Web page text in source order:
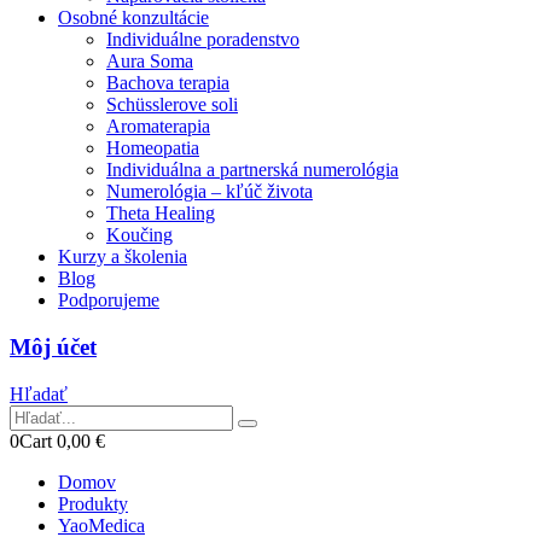
Osobné konzultácie
Individuálne poradenstvo
Aura Soma
Bachova terapia
Schüsslerove soli
Aromaterapia
Homeopatia
Individuálna a partnerská numerológia
Numerológia – kľúč života
Theta Healing
Koučing
Kurzy a školenia
Blog
Podporujeme
Môj účet
Hľadať
0Cart 0,00 €
Domov
Produkty
YaoMedica